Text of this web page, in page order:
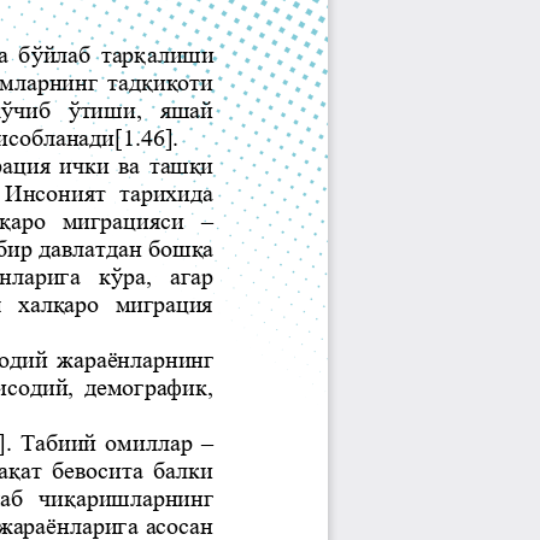
Jurnal Yordamchisi